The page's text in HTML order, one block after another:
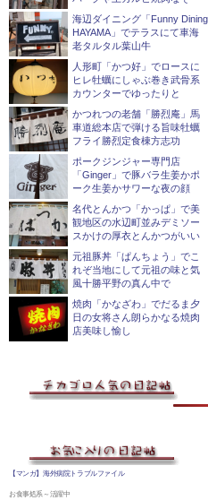
海辺ダイニング「Funny Dining
HAYAMA」でテラスにて車海
老タルタル葉山牛
人形町「かつ好」でロースに
ヒレ牡蠣にしゃぶ巻き武骨系
カウンターでゆったりと
かつれつの老舗「勝烈庵」馬
車道総本店で弾ける旨味牡蠣
フライ勝烈定食棟方志功
ポークジンジャー専門店
「Ginger」で豚バラ生姜かポ
ーク生姜かサワーな夜の顔
名代とんかつ「かっぱ」で美
観地区の水辺町並みデミソー
スかけの厚衣とんかつがいい
元祖豚丼「ぱんちょう」でこ
れぞ当地にして元祖の味と気
風十勝平野の真ん中で
焼肉「かなざわ」でだるま夕
日の女将さん朗らかなる焼肉
店美味し愉し
【マンガ】海外病院トラブルファイル
お食事処系～活躍中